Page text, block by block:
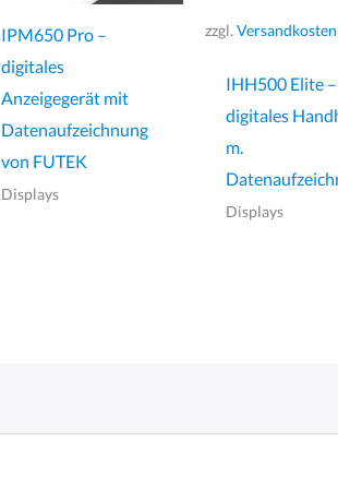
IPM650 Pro –
digitales
Anzeigegerät mit
Datenaufzeichnung
von FUTEK
Displays
zzgl. Versandkosten
IHH500 Elite –
digitales
m.
Displays